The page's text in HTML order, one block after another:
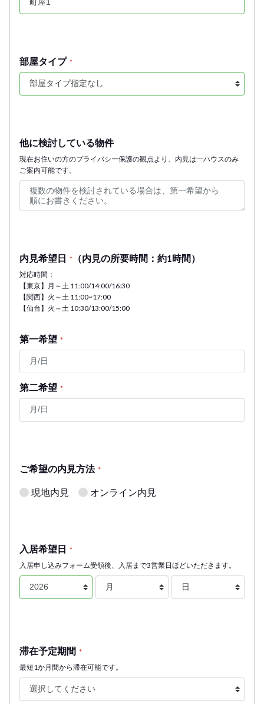
部屋タイプ *
他に検討している物件
現在お住いの方のプライバシー保護の観点より、内見は一ハウスのみ
ご案内可能です。
内見希望日 * （内見の所要時間：約1時間）
対応時間：
【東京】月～土 11:00/14:00/16:30
【関西】火～土 11:00~17:00
【仙台】火～土 10:30/13:00/15:00
第一希望 *
第二希望 *
ご希望の内見方法 *
現地内見 オンライン内見
入居希望日 *
入居申し込みフォーム受領後、入居まで3営業日ほどいただきます。
滞在予定期間 *
最短1か月間から滞在可能です。